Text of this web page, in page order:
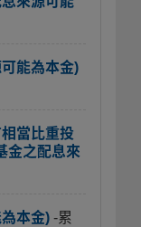
能為本金)
當比重投
金之配息來
本金) -累